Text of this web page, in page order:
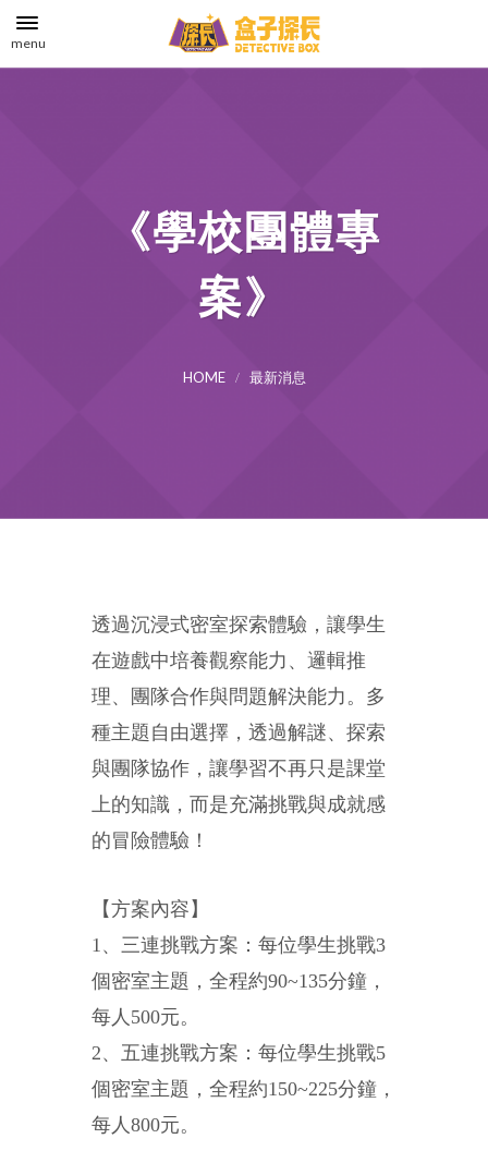
menu
《學校團體專
案》
HOME 最新消息
透過沉浸式密室探索體驗，讓學生
在遊戲中培養觀察能力、邏輯推
理、團隊合作與問題解決能力。多
種主題自由選擇，透過解謎、探索
與團隊協作，讓學習不再只是課堂
上的知識，而是充滿挑戰與成就感
的冒險體驗！
【方案內容】
1、三連挑戰方案：每位學生挑戰3
個密室主題，全程約90~135分鐘，
每人500元。
2、五連挑戰方案：每位學生挑戰5
個密室主題，全程約150~225分鐘，
每人800元。